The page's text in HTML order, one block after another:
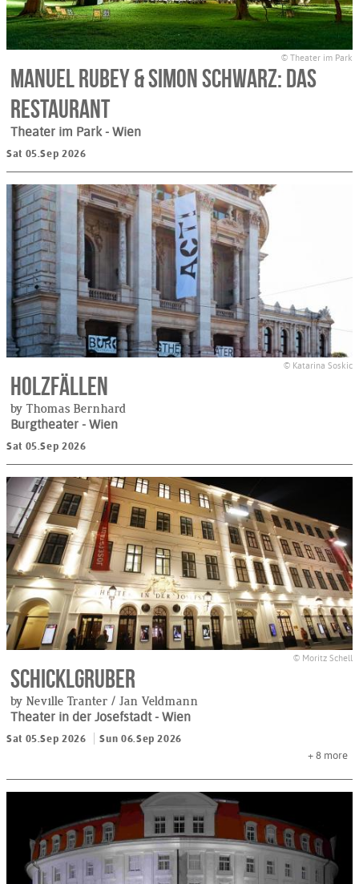
© Theater im Park
Manuel Rubey & Simon Schwarz: Das
Restaurant
Theater im Park - Wien
Sat 05.Sep 2026
© Katarina Soskic
Holzfällen
by Thomas Bernhard
Burgtheater - Wien
Sat 05.Sep 2026
© Moritz Schell
Schicklgruber
by Neville Tranter / Jan Veldmann
Theater in der Josefstadt- Wien
Sat 05.Sep 2026
Sun 06.Sep 2026
+ 8 more